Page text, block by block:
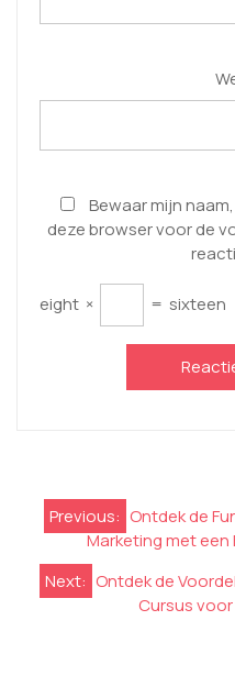
Bewaar mijn
deze browser voor de
eight × = sixteen
Previous: Ontdek de
Marketing met een
Next: Ontdek de
Cursus